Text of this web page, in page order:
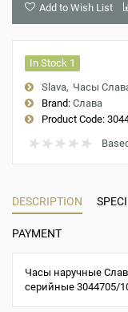
Add to Wish List
In Stock 1
Slava Часы
Brand: Слава
Product Code:
DESCRIPTION
PAYMENT
Часы наручные
серийные 3044705/